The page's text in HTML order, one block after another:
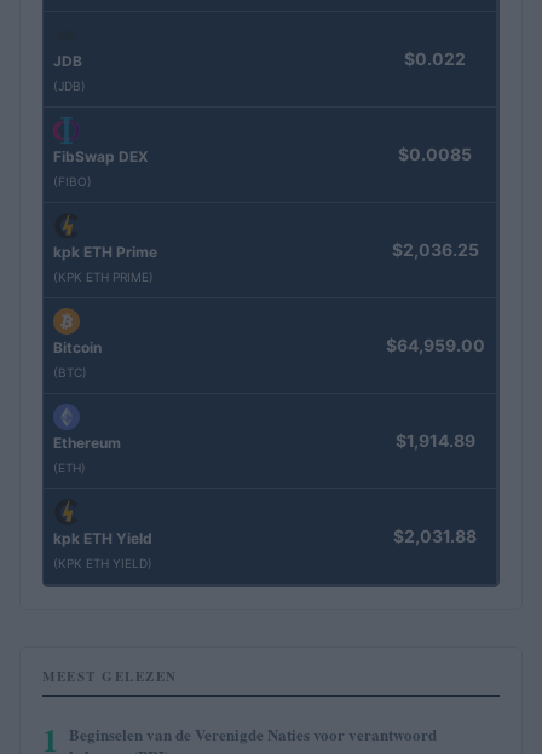
JDB
(JDB)
$0.022
FibSwap DEX
(FIBO)
$0.0085
kpk ETH Prime
(KPK ETH PRIME)
$2,036.25
Bitcoin
(BTC)
$64,959.00
Ethereum
(ETH)
$1,914.89
kpk ETH Yield
(KPK ETH YIELD)
$2,031.88
MEEST GELEZEN
1
Beginselen van de Verenigde Naties voor verantwoord